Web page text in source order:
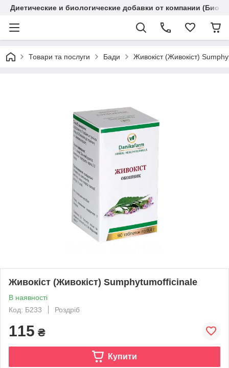
Диетические и биологические добавки от компании
Товари та послуги Бади Живокіст (Живокіст)
Живокіст (Живокіст) Sumphytumofficinale
В наявності
Код: Б233
Роздріб
115 ₴
Купити